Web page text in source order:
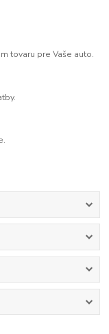
tovaru pre Vaše auto.